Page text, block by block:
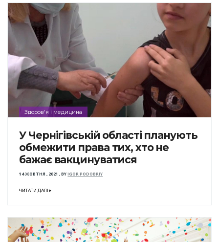
Здоров'я і медицина
У Чернігівській області планують
обмежити права тих, хто не
бажає вакцинуватися
14 ЖОВТНЯ , 2021 ,BYIGOR PODOBRIY
ЧИТАТИ ДАЛІ